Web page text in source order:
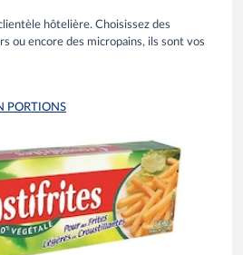
hôtelière. Choisissez des
ou encore des micropains, ils sont vos
PORTIONS